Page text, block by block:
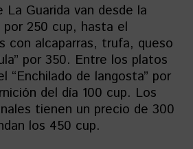
Guarida van desde la
por 250 cup, hasta el
con alcaparras, trufa, queso
por 350. Entre los platos
“Enchilado de langosta” por
del día 100 cup. Los
tienen un precio de 300
los 450 cup.